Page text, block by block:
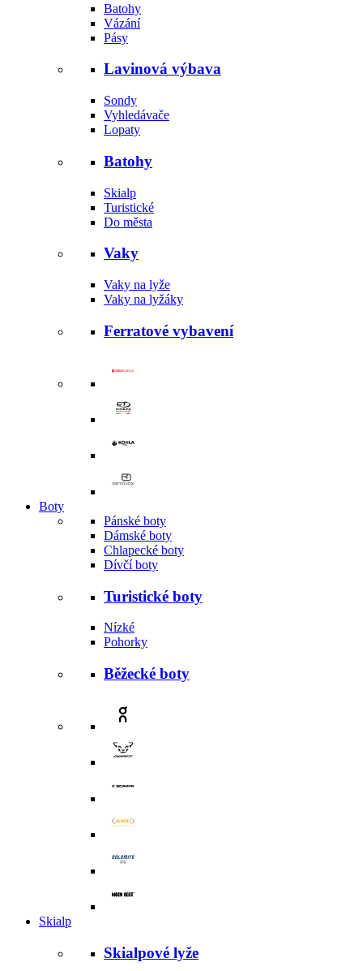
Batohy
Vázání
Pásy
Lavinová výbava
Sondy
Vyhledávače
Lopaty
Batohy
Skialp
Turistické
Do města
Vaky
Vaky na lyže
Vaky na lyžáky
Ferratové vybavení
Boty
Pánské boty
Dámské boty
Chlapecké boty
Dívčí boty
Turistické boty
Nízké
Pohorky
Běžecké boty
Skialp
Skialpové lyže